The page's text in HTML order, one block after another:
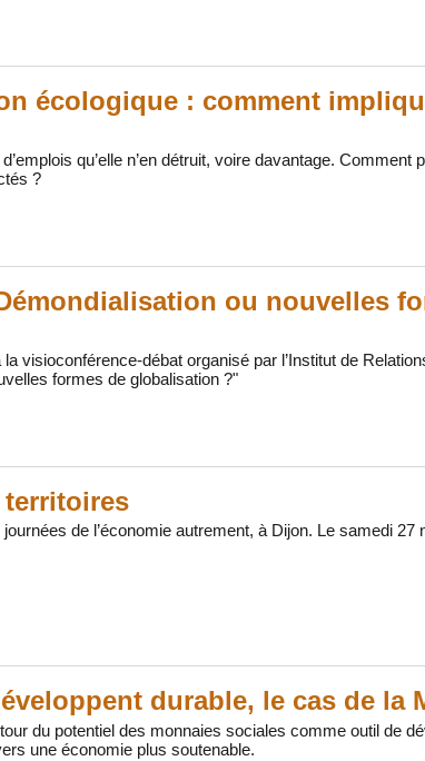
écologique : comment
qu’elle n’en détruit, voire davantage. Comment
?
ou nouvelles
visioconférence-débat organisé par l’Institut de
formes de globalisation ?"
de l’économie autrement, à Dijon. Le samedi 27
durable, le cas de la
du potentiel des monnaies sociales comme outil de
une économie plus soutenable.